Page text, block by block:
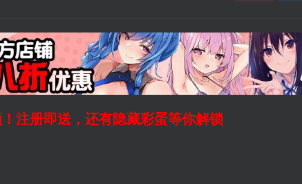
注册即送，还有隐藏彩蛋等你解锁